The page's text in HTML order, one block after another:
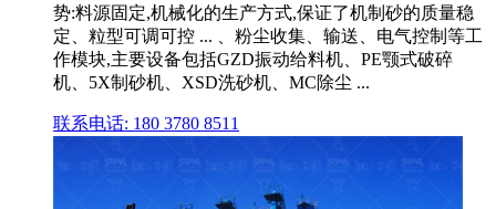
势:料源固定,机械化的生产方式,保证了机制砂的质量稳
定、粒型可调可控 ... 、粉尘收集、输送、电气控制等工
作模块,主要设备包括GZD振动给料机、PE颚式破碎
机、5X制砂机、XSD洗砂机、MC除尘 ...
联系电话: 180 3780 8511